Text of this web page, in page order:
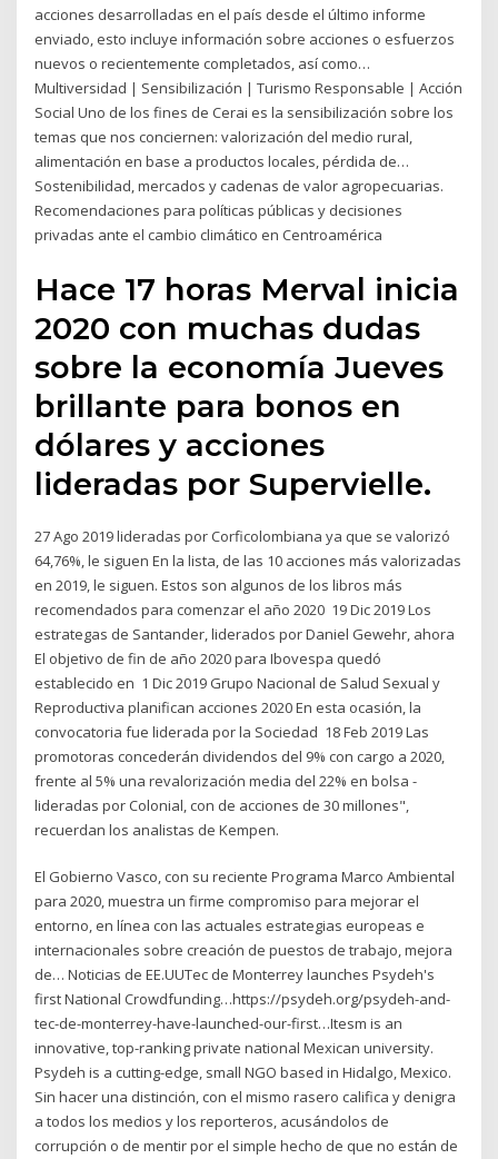
acciones desarrolladas en el país desde el último informe
enviado, esto incluye información sobre acciones o esfuerzos
nuevos o recientemente completados, así como…
Multiversidad | Sensibilización | Turismo Responsable | Acción
Social Uno de los fines de Cerai es la sensibilización sobre los
temas que nos conciernen: valorización del medio rural,
alimentación en base a productos locales, pérdida de…
Sostenibilidad, mercados y cadenas de valor agropecuarias.
Recomendaciones para políticas públicas y decisiones
privadas ante el cambio climático en Centroamérica
Hace 17 horas Merval inicia
2020 con muchas dudas
sobre la economía Jueves
brillante para bonos en
dólares y acciones
lideradas por Supervielle.
27 Ago 2019 lideradas por Corficolombiana ya que se valorizó
64,76%, le siguen En la lista, de las 10 acciones más valorizadas
en 2019, le siguen. Estos son algunos de los libros más
recomendados para comenzar el año 2020 19 Dic 2019 Los
estrategas de Santander, liderados por Daniel Gewehr, ahora
El objetivo de fin de año 2020 para Ibovespa quedó
establecido en 1 Dic 2019 Grupo Nacional de Salud Sexual y
Reproductiva planifican acciones 2020 En esta ocasión, la
convocatoria fue liderada por la Sociedad 18 Feb 2019 Las
promotoras concederán dividendos del 9% con cargo a 2020,
frente al 5% una revalorización media del 22% en bolsa -
lideradas por Colonial, con de acciones de 30 millones",
recuerdan los analistas de Kempen.
El Gobierno Vasco, con su reciente Programa Marco Ambiental
para 2020, muestra un firme compromiso para mejorar el
entorno, en línea con las actuales estrategias europeas e
internacionales sobre creación de puestos de trabajo, mejora
de… Noticias de EE.UUTec de Monterrey launches Psydeh's
first National Crowdfunding…https://psydeh.org/psydeh-and-
tec-de-monterrey-have-launched-our-first…Itesm is an
innovative, top-ranking private national Mexican university.
Psydeh is a cutting-edge, small NGO based in Hidalgo, Mexico.
Sin hacer una distinción, con el mismo rasero califica y denigra
a todos los medios y los reporteros, acusándolos de
corrupción o de mentir por el simple hecho de que no están de